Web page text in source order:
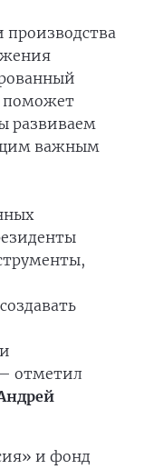
поможет
развиваем
важным
отметил
и фонд